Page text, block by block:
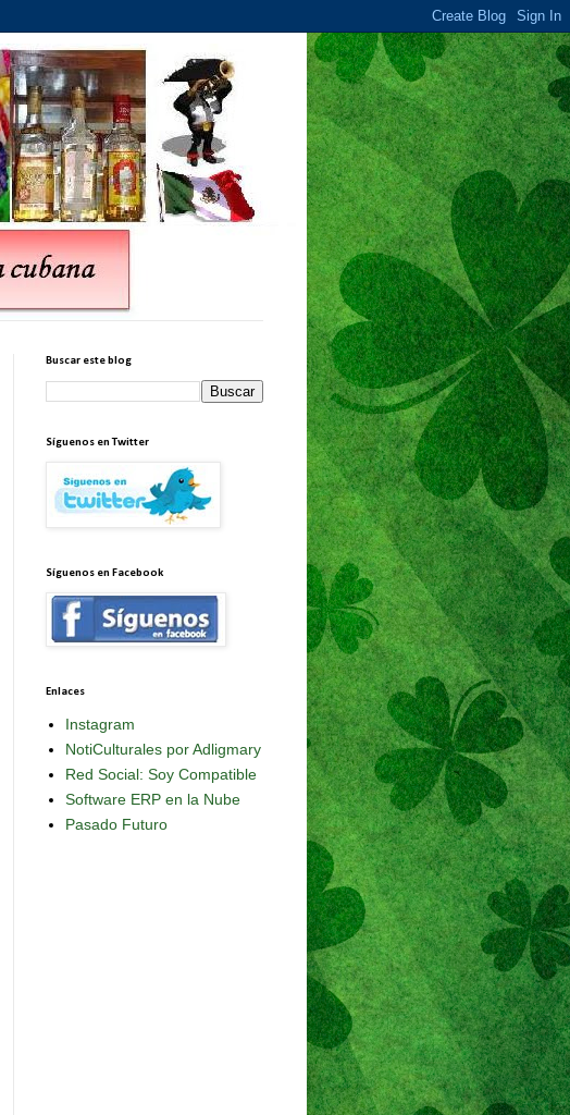
Buscar este blog
Síguenos en Twitter
Síguenos en Facebook
Enlaces
Instagram
NotiCulturales por Adligmary
Red Social: Soy Compatible
Software ERP en la Nube
Pasado Futuro